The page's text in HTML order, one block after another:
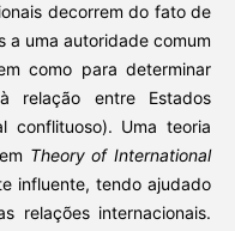
decorrem do fato de
a uma autoridade comum
como para determinar
relação entre Estados
conflituoso). Uma teoria
Theory of International
influente, tendo ajudado
relações internacionais.